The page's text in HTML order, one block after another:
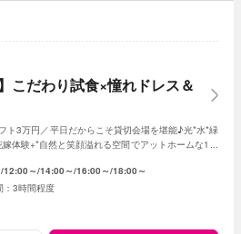
こだわり試食×憧れドレス＆
ト3万円／平日だからこそ貸切会場を堪能♪光*水*緑
体験+*自然と笑顔溢れる空間でアットホームな1日
12:00～ 14:00～ 16:00～ 18:00～
3時間程度